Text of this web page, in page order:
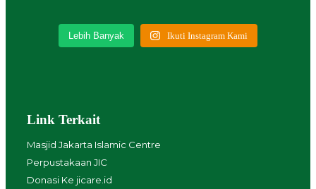
Lebih Banyak Ikuti Instagram Kami
Link Terkait
Masjid Jakarta Islamic Centre
Perpustakaan JIC
Donasi Ke jicare.id